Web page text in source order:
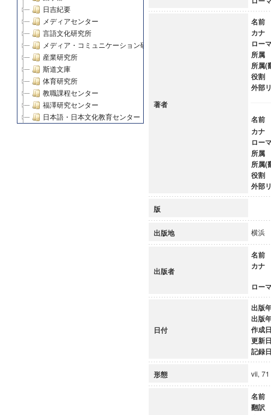
日吉紀要
メディアセンター
言語文化研究所
メディア・コミュニケーション研究所
産業研究所
斯道文庫
体育研究所
教職課程センター
福澤研究センター
日本語・日本文化教育センター
慶應義塾大学グローバルCOEプログラム市民社会ガバナンス教育研究セ
博士課程教育リーディングプログラム「超成熟社会発展のサイエンス」
著者
名前
カナ
ロー
所属
所属(
役割
外部
名前
カナ
ロー
所属
所属(
役割
外部
版
出版地 横浜
出版者
名前
カナ
ロー
日付
出版
出版
作成
更新
記録
形態 vii,
名前
翻訳